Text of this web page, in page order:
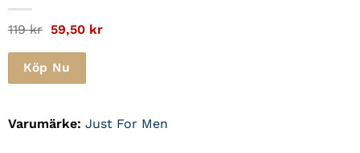
119kr Det
ursprungliga
priset
var:
119 kr.
59,50 krDet
Köp Nu
Varumärke: Just For Men